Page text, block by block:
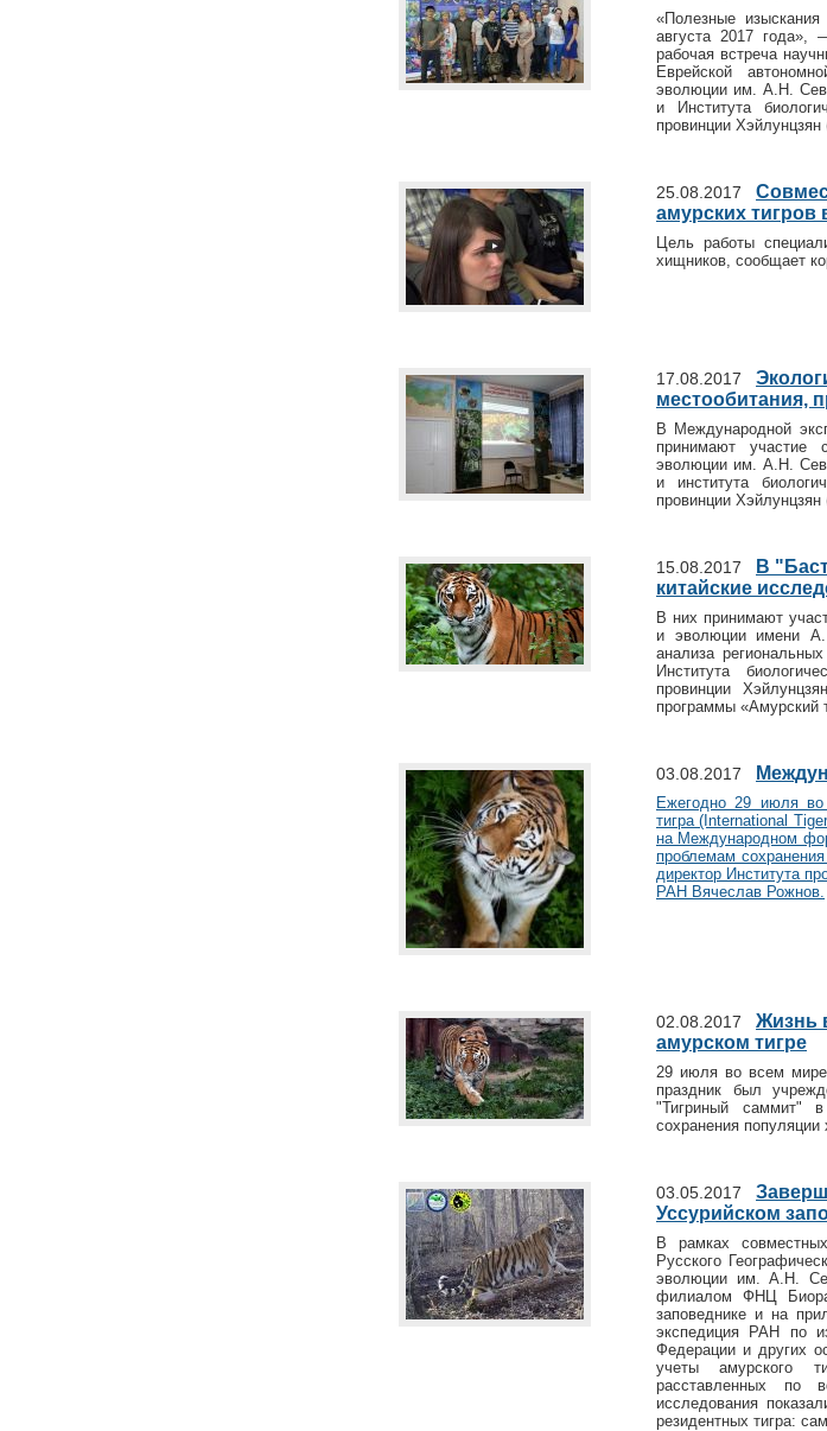
«Полезные
августа 2017 года»,
рабочая встреча
Еврейской
эволюции им. А.Н.
и Института
провинции
25.08.2017
амурских
Цель работы
хищников, сообщает
17.08.2017
местообитания,
В Международной
принимают участие
эволюции им. А.Н.
и института
провинции
15.08.2017
В
китайские
В них принимают
и эволюции имени А.
анализа
Института
провинции
программы «Амурский
03.08.2017
Ежегодно 29 июля
тигра (International
на Международном
проблемам
директор Института
РАН Вячеслав Рожнов.
02.08.2017
Жизнь
амурском тигре
29 июля во всем мире
праздник был
"Тигриный саммит" в
сохранения популяции
03.05.2017
Уссурийском
В рамках
Русского
эволюции им. А.Н.
филиалом ФНЦ
заповеднике и на
экспедиция РАН по
Федерации и других
учеты амурского
расставленных по
исследования
резидентных тигра: